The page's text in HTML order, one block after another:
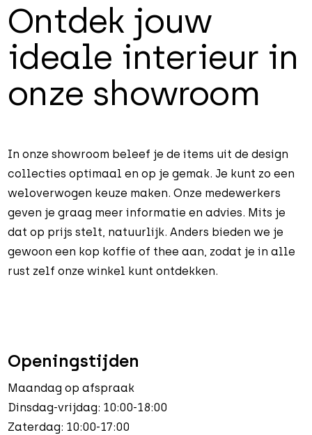
Ontdek jouw
ideale interieur in
onze showroom
In onze showroom beleef je de items uit de design
collecties optimaal en op je gemak. Je kunt zo een
weloverwogen keuze maken. Onze medewerkers
geven je graag meer informatie en advies. Mits je
dat op prijs stelt, natuurlijk. Anders bieden we je
gewoon een kop koffie of thee aan, zodat je in alle
rust zelf onze winkel kunt ontdekken.
Openingstijden
Maandag op afspraak
Dinsdag-vrijdag: 10:00-18:00
Zaterdag: 10:00-17:00